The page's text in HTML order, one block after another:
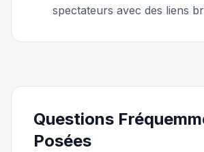
spectateurs avec des liens
Questions
Posées